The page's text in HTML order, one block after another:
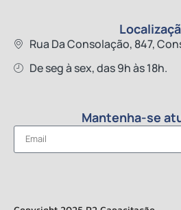
Rua Da Consolação, 847,
De seg à sex, das 9h às 18h.
Mantenha-se